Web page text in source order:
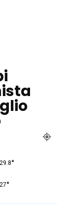
29.8°
27°